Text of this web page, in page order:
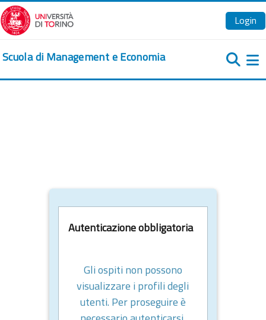
Vai al contenuto principale
Login
Scuola di Management e Economia
Autenticazione obbligatoria
Gli ospiti non possono
visualizzare i profili degli
utenti. Per proseguire è